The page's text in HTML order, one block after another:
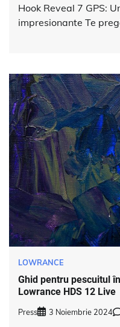
Hook Reveal 7 GPS:
impresionante Te
LOWRANCE
Ghid pentru pescuitul
Lowrance HDS 12 Live
Press 3 Noiembrie 2024